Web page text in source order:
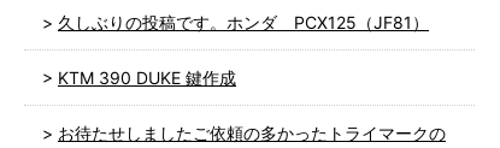
久しぶりの投稿です。ホンダ PCX125（JF81）
KTM 390 DUKE 鍵作成
お待たせしましたご依頼の多かったトライマークの